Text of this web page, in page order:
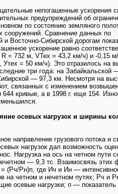
непогашенные ускорения
предупреждений об
по состоянию земляного
сооружений. Сравнение данных по
и Восточно-Сибирской дорогам
ускорение равно
= 732 м, VTex = 43,2 км/ч) и -0,15
= 50 км/ч). Это отразилось на
три года: на Забайкальской
— 97,3 км. Несмотря на
связанных с изменением
кривые, а в 1998 г. еще 154.
осевых нагрузок и ширины
направление грузового потока и
нагрузок дал возможность
Нагрузка на ось на четном пути
— 9,3 тс. Взаимосвязь этих
(Рч/Рн)п, где Ич и Ин —
на четном и нечетном путях; Рч и
осевые нагрузки; п — показатель